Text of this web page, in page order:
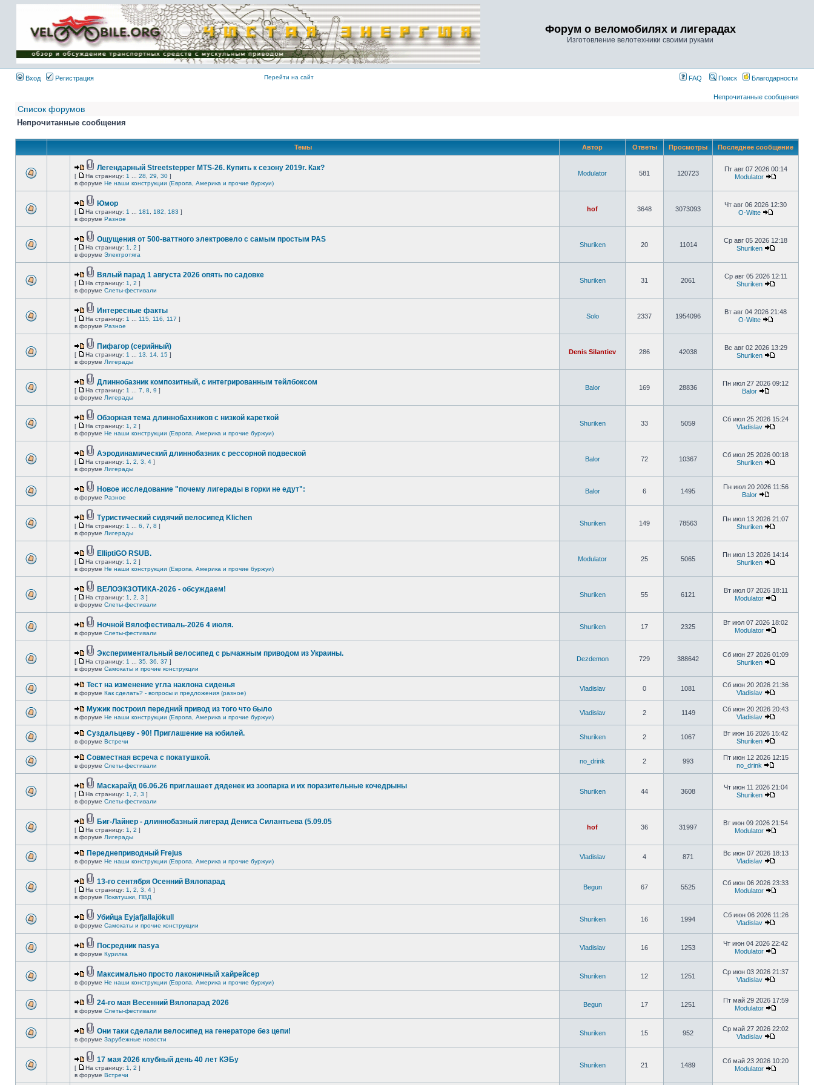
Имя пользователя:
Пароль:
{ LOG_ME_IN_SHORT
}
Форум о веломобилях и лигерадах
Изготовление велотехники своими руками
Вход Регистрация Перейти на сайт FAQ Поиск Благодарности
Непрочитанные сообщения
Список форумов
Непрочитанные сообщения
Темы Автор Ответы Просмотры Последнее сообщение
Легендарный Streetstepper MTS-26. Купить к сезону 2019г. Как?
[ На страницу: 1 28 29 30 ]
в форуме Не наши конструкции (Европа, Америка и прочие буржуи)
Modulator 581 120723
Пт авг 07 2026 00:14
Modulator
Юмор
[ На страницу: 1 181 182 183 ]
в форуме Разное
hof 3648 3073093
Чт авг 06 2026 12:30
O-Witte
Ощущения от 500-ваттного электровело с самым простым PAS
[ На страницу: 1 2 ]
в форуме Электротяга
Shuriken 20 11014
Ср авг 05 2026 12:18
Shuriken
Вялый парад 1 августа 2026 опять по садовке
[ На страницу: 1 2 ]
в форуме Слеты-фестивали
Shuriken 31 2061
Ср авг 05 2026 12:11
Shuriken
Интересные факты
[ На страницу: 1 115 116 117 ]
в форуме Разное
Solo 2337 1954096
Вт авг 04 2026 21:48
O-Witte
Пифагор (серийный)
[ На страницу: 1 13 14 15 ]
в форуме Лигерады
Denis Silantiev 286 42038
Вс авг 02 2026 13:29
Shuriken
Длиннобазник композитный, с интегрированным тейлбоксом
[ На страницу: 1 7 8 9 ]
в форуме Лигерады
Balor 169 28836
Пн июл 27 2026 09:12
Balor
Обзорная тема длиннобахников с низкой кареткой
[ На страницу: 1 2 ]
в форуме Не наши конструкции (Европа, Америка и прочие буржуи)
Shuriken 33 5059
Сб июл 25 2026 15:24
Vladislav
Аэродинамический длиннобазник с рессорной подвеской
[ На страницу: 1 2 3 4 ]
в форуме Лигерады
Balor 72 10367
Сб июл 25 2026 00:18
Shuriken
Новое исследование "почему лигерады в горки не едут":
в форуме Разное
Balor 6 1495
Пн июл 20 2026 11:56
Balor
Туристический сидячий велосипед Klichen
[ На страницу: 1 6 7 8 ]
в форуме Лигерады
Shuriken 149 78563
Пн июл 13 2026 21:07
Shuriken
ElliptiGO RSUB.
[ На страницу: 1 2 ]
в форуме Не наши конструкции (Европа, Америка и прочие буржуи)
Modulator 25 5065
Пн июл 13 2026 14:14
Shuriken
ВЕЛОЭКЗОТИКА-2026 - обсуждаем!
[ На страницу: 1 2 3 ]
в форуме Слеты-фестивали
Shuriken 55 6121
Вт июл 07 2026 18:11
Modulator
Ночной Вялофестиваль-2026 4 июля.
в форуме Слеты-фестивали
Shuriken 17 2325
Вт июл 07 2026 18:02
Modulator
Экспериментальный велосипед с рычажным приводом из Украины.
[ На страницу: 1 35 36 37 ]
в форуме Самокаты и прочие конструкции
Dezdemon 729 388642
Сб июн 27 2026 01:09
Shuriken
Тест на изменение угла наклона сиденья
в форуме Как сделать? - вопросы и предложения (разное)
Vladislav 0 1081
Сб июн 20 2026 21:36
Vladislav
Мужик построил передний привод из того что было
в форуме Не наши конструкции (Европа, Америка и прочие буржуи)
Vladislav 2 1149
Сб июн 20 2026 20:43
Vladislav
Суздальцеву - 90! Приглашение на юбилей.
в форуме Встречи
Shuriken 2 1067
Вт июн 16 2026 15:42
Shuriken
Совместная всреча с покатушкой.
в форуме Слеты-фестивали
no_drink 2 993
Пт июн 12 2026 12:15
no_drink
Маскарайд 06.06.26 приглашает дяденек из зоопарка и их поразительные кочедрыны
[ На страницу: 1 2 3 ]
в форуме Слеты-фестивали
Shuriken 44 3608
Чт июн 11 2026 21:04
Shuriken
Биг-Лайнер - длиннобазный лигерад Дениса Силантьева (5.09.05
[ На страницу: 1 2 ]
в форуме Лигерады
hof 36 31997
Вт июн 09 2026 21:54
Modulator
Переднеприводный Frejus
в форуме Не наши конструкции (Европа, Америка и прочие буржуи)
Vladislav 4 871
Вс июн 07 2026 18:13
Vladislav
13-го сентября Осенний Вялопарад
[ На страницу: 1 2 3 4 ]
в форуме Покатушки, ПВД
Begun 67 5525
Сб июн 06 2026 23:33
Modulator
Убийца Eyjafjallajökull
в форуме Самокаты и прочие конструкции
Shuriken 16 1994
Сб июн 06 2026 11:26
Vladislav
Посредник nasya
в форуме Курилка
Vladislav 16 1253
Чт июн 04 2026 22:42
Modulator
Максимально просто лаконичный хайрейсер
в форуме Не наши конструкции (Европа, Америка и прочие буржуи)
Shuriken 12 1251
Ср июн 03 2026 21:37
Vladislav
24-го мая Весенний Вялопарад 2026
в форуме Слеты-фестивали
Begun 17 1251
Пт май 29 2026 17:59
Modulator
Они таки сделали велосипед на генераторе без цепи!
в форуме Зарубежные новости
Shuriken 15 952
Ср май 27 2026 22:02
Vladislav
17 мая 2026 клубный день 40 лет КЭБу
[ На страницу: 1 2 ]
в форуме Встречи
Shuriken 21 1489
Сб май 23 2026 10:20
Modulator